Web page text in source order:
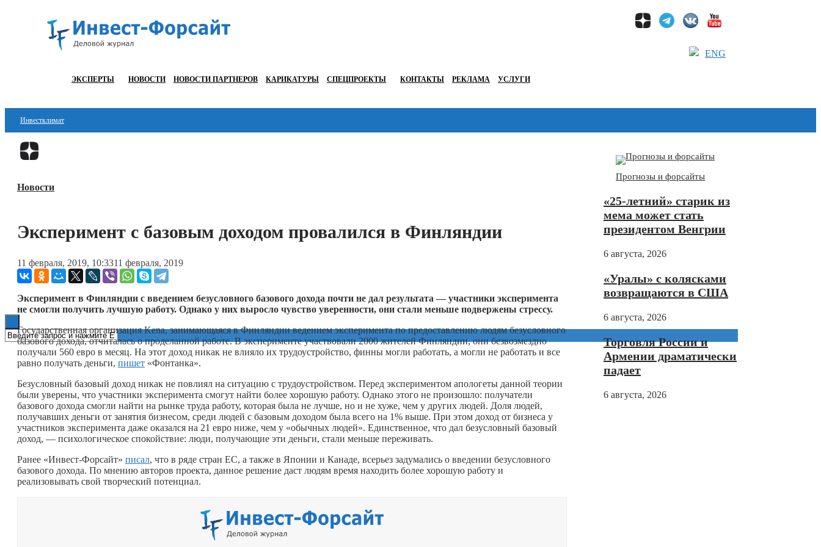
ENG
ЭКСПЕРТЫ НОВОСТИ НОВОСТИ ПАРТНЕРОВ КАРИКАТУРЫ СПЕЦПРОЕКТЫ КОНТАКТЫ РЕКЛАМА УСЛУГИ
Инвестклимат
Финансы
Блокчейн
ESG
Новости
Эксперимент с базовым доходом провалился в Финляндии
11 февраля, 2019, 10:3311 февраля, 2019
Эксперимент в Финляндии с введением безусловного базового дохода почти не дал результата — участники эксперимента
не смогли получить лучшую работу. Однако у них выросло чувство уверенности, они стали меньше подвержены стрессу.
Государственная организация Kena, занимающаяся в Финляндии ведением эксперимента по предоставлению людям безусловного
базового дохода, отчиталась о проделанной работе. В эксперименте участвовали 2000 жителей Финляндии, они безвозмездно
получали 560 евро в месяц. На этот доход никак не влияло их трудоустройство, финны могли работать, а могли не работать и все
равно получать деньги, пишет «Фонтанка».
Безусловный базовый доход никак не повлиял на ситуацию с трудоустройством. Перед экспериментом апологеты данной теории
были уверены, что участники эксперимента смогут найти более хорошую работу. Однако этого не произошло: получатели
базового дохода смогли найти на рынке труда работу, которая была не лучше, но и не хуже, чем у других людей. Доля людей,
получавших деньги от занятия бизнесом, среди людей с базовым доходом была всего на 1% выше. При этом доход от бизнеса у
участников эксперимента даже оказался на 21 евро ниже, чем у «обычных людей». Единственное, что дал безусловный базовый
доход, — психологическое спокойствие: люди, получающие эти деньги, стали меньше переживать.
Ранее «Инвест-Форсайт» писал, что в ряде стран ЕС, а также в Японии и Канаде, всерьез задумались о введении безусловного
базового дохода. По мнению авторов проекта, данное решение даст людям время находить более хорошую работу и
реализовывать свой творческий потенциал.
Прогнозы и форсайты
«25-летний» старик из
мема может стать
президентом Венгрии
6 августа, 2026
«Уралы» с колясками
возвращаются в США
6 августа, 2026
Торговля России и
Армении драматически
падает
6 августа, 2026